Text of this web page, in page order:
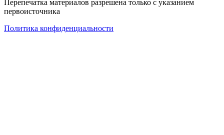
Перепечатка материалов разрешена только с указанием
первоисточника
Политика конфиденциальности